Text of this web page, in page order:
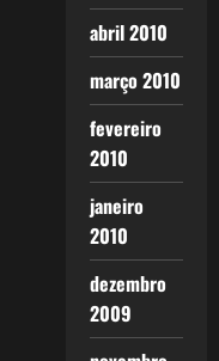
abril 2010
março 2010
fevereiro
2010
janeiro
2010
dezembro
2009